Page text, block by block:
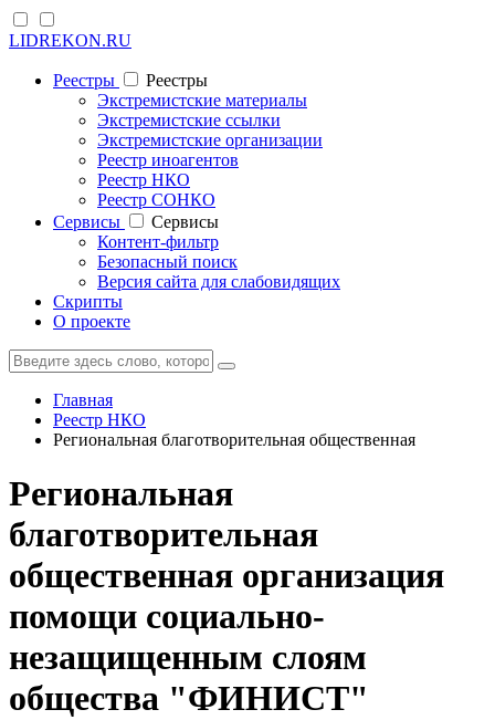
LIDREKON.RU
Реестры
Реестры
Экстремистские материалы
Экстремистские ссылки
Экстремистские организации
Реестр иноагентов
Реестр НКО
Реестр СОНКО
Cервисы
Cервисы
Контент-фильтр
Безопасный поиск
Версия сайта для слабовидящих
Скрипты
О проекте
Главная
Реестр НКО
Региональная благотворительная общественная
Региональная
благотворительная
общественная организация
помощи социально-
незащищенным слоям
общества "ФИНИСТ"